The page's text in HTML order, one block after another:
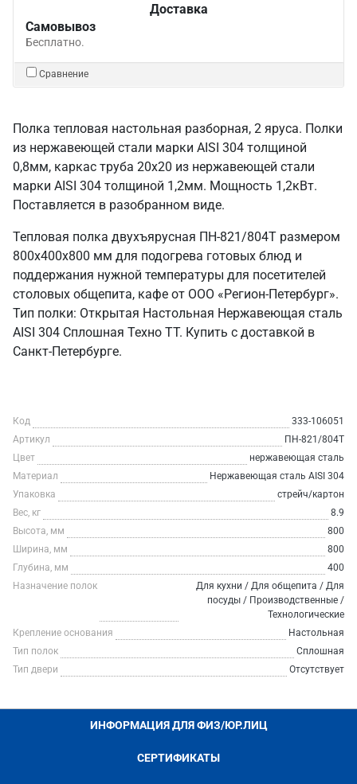
Доставка
Самовывоз
Бесплатно.
Сравнение
Полка тепловая настольная разборная, 2 яруса. Полки
из нержавеющей стали марки AISI 304 толщиной
0,8мм, каркас труба 20х20 из нержавеющей стали
марки AISI 304 толщиной 1,2мм. Мощность 1,2кВт.
Поставляется в разобранном виде.
Тепловая полка двухъярусная ПН-821/804Т размером
800х400х800 мм для подогрева готовых блюд и
поддержания нужной температуры для посетителей
столовых общепита, кафе от ООО «Регион-Петербург».
Тип полки: Открытая Настольная Нержавеющая сталь
AISI 304 Сплошная Техно ТТ. Купить с доставкой в
Санкт‑Петербурге.
Код
333-106051
Артикул
ПН-821/804Т
Цвет
нержавеющая сталь
Материал
Нержавеющая сталь AISI 304
Упаковка
стрейч/картон
Вес, кг
8.9
Высота, мм
800
Ширина, мм
800
Глубина, мм
400
Назначение полок
Для кухни / Для общепита / Для
посуды / Производственные /
Технологические
Крепление основания
Настольная
Тип полок
Сплошная
Тип двери
Отсутствует
ИНФОРМАЦИЯ ДЛЯ ФИЗ/ЮР.ЛИЦ
СЕРТИФИКАТЫ